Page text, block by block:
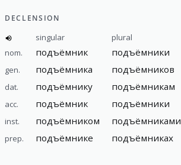
DECLENSION
singular
plural
nom.
подъёмник подъёмники
gen. подъёмника подъёмников
dat. подъёмнику подъёмникам
acc. подъёмник подъёмники
inst. подъёмником подъёмниками
prep. подъёмнике подъёмниках